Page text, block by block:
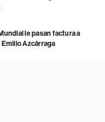
le pasan factura a
Azcárraga